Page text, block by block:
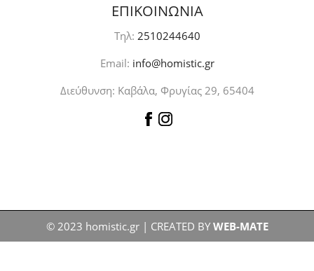
ΕΠΙΚΟΙΝΩΝΙΑ
Τηλ: 2510244640
Email: info@homistic.gr
Διεύθυνση: Καβάλα, Φρυγίας 29, 65404
© 2023 homistic.gr | CREATED BY WEB-MATE